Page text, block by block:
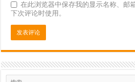
在此浏览器中保存我的显示名称、邮
下次评论时使用。